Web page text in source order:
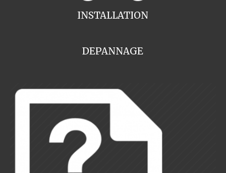
INSTALLATION
DEPANNAGE